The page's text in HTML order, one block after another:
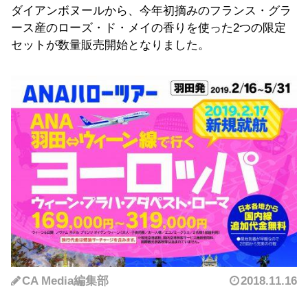
ダイアンボヌールから、今年初摘みのフランス・グラ
ース産のローズ・ド・メイの香りを使った2つの限定
セットが数量販売開始となりました。
CA Media編集部 2018.11.16